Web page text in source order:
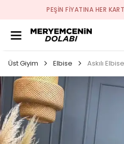
PEŞİN FİYATINA HER
Üst Giyim Elbise Askılı Elbise